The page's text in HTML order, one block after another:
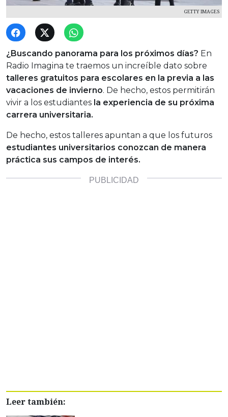
GETTY IMAGES
¿Buscando panorama para los próximos días? En
Radio Imagina te traemos un increíble dato sobre
talleres gratuitos para escolares en la previa a las
vacaciones de invierno. De hecho, estos permitirán
vivir a los estudiantes la experiencia de su próxima
carrera universitaria.
De hecho, estos talleres apuntan a que los futuros
estudiantes universitarios conozcan de manera
práctica sus campos de interés.
Leer también: